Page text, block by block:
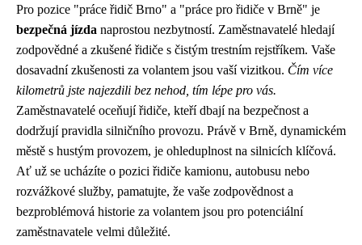
Pro pozice "práce řidič Brno" a "práce pro řidiče v Brně" je
bezpečná jízda naprostou nezbytností. Zaměstnavatelé hledají
zodpovědné a zkušené řidiče s čistým trestním rejstříkem. Vaše
dosavadní zkušenosti za volantem jsou vaší vizitkou. Čím více
kilometrů jste najezdili bez nehod, tím lépe pro vás.
Zaměstnavatelé oceňují řidiče, kteří dbají na bezpečnost a
dodržují pravidla silničního provozu. Právě v Brně, dynamickém
městě s hustým provozem, je ohleduplnost na silnicích klíčová.
Ať už se ucházíte o pozici řidiče kamionu, autobusu nebo
rozvážkové služby, pamatujte, že vaše zodpovědnost a
bezproblémová historie za volantem jsou pro potenciální
zaměstnavatele velmi důležité.